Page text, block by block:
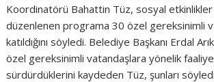
Koordinatörü Bahattin Tüz, sosyal etkinlikler
düzenlenen programa 30 özel gereksinimli
katıldığını söyledi. Belediye Başkanı Erdal
özel gereksinimli vatandaşlara yönelik
sürdürdüklerini kaydeden Tüz, şunları